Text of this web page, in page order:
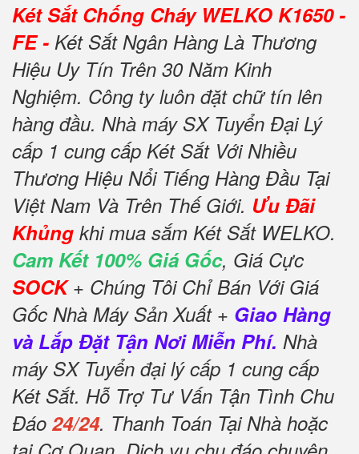
Két Sắt Chống Cháy WELKO K1650 -
FE - Két Sắt Ngân Hàng Là Thương
Hiệu Uy Tín Trên 30 Năm Kinh
Nghiệm. Công ty luôn đặt chữ tín lên
hàng đầu. Nhà máy SX Tuyển Đại Lý
cấp 1 cung cấp Két Sắt Với Nhiều
Thương Hiệu Nổi Tiếng Hàng Đầu Tại
Việt Nam Và Trên Thế Giới. Ưu Đãi
Khủng khi mua sắm Két Sắt WELKO.
Cam Kết 100% Giá Gốc, Giá Cực
SOCK+ Chúng Tôi Chỉ Bán Với Giá
Gốc Nhà Máy Sản Xuất + Giao Hàng
và Lắp Đặt Tận Nơi Miễn Phí. Nhà
máy SX Tuyển đại lý cấp 1 cung cấp
Két Sắt. Hỗ Trợ Tư Vấn Tận Tình Chu
Đáo 24/24. Thanh Toán Tại Nhà hoặc